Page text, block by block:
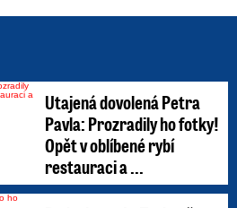
Utajená dovolená Petra
Pavla: Prozradily ho fotky!
Opět v oblíbené rybí
restauraci a ...